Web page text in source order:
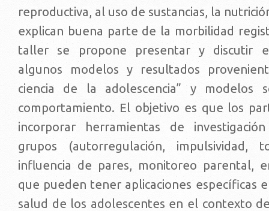
reproductiva, al uso de sustancias, la
explican buena parte de la morbilidad
taller se propone presentar y discutir
algunos modelos y resultados
ciencia de la adolescencia” y modelos
comportamiento. El objetivo es que los
incorporar herramientas de
grupos (autorregulación, impulsividad,
influencia de pares, monitoreo parental,
que pueden tener aplicaciones específicas
salud de los adolescentes en el contexto